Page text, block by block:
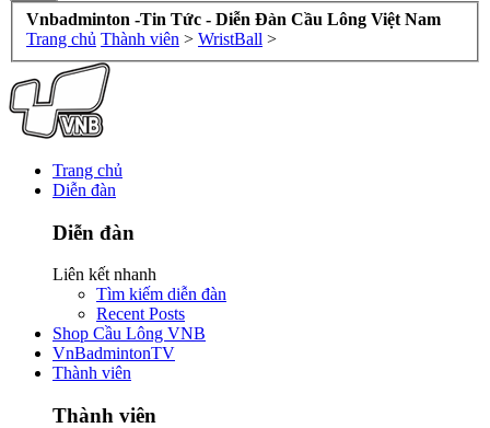
Vnbadminton -Tin Tức - Diễn Đàn Cầu Lông Việt Nam
Trang chủ Thành viên > WristBall >
Trang chủ
Diễn đàn
Diễn đàn
Liên kết nhanh
Tìm kiếm diễn đàn
Recent Posts
Shop Cầu Lông VNB
VnBadmintonTV
Thành viên
Thành viên